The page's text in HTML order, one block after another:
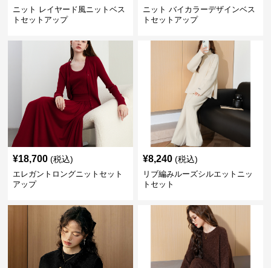
ニット レイヤード風ニットベス
トセットアップ
ニット バイカラーデザインベス
トセットアップ
¥18,700 (税込)
エレガントロングニットセット
アップ
¥8,240 (税込)
リブ編みルーズシルエットニッ
トセット